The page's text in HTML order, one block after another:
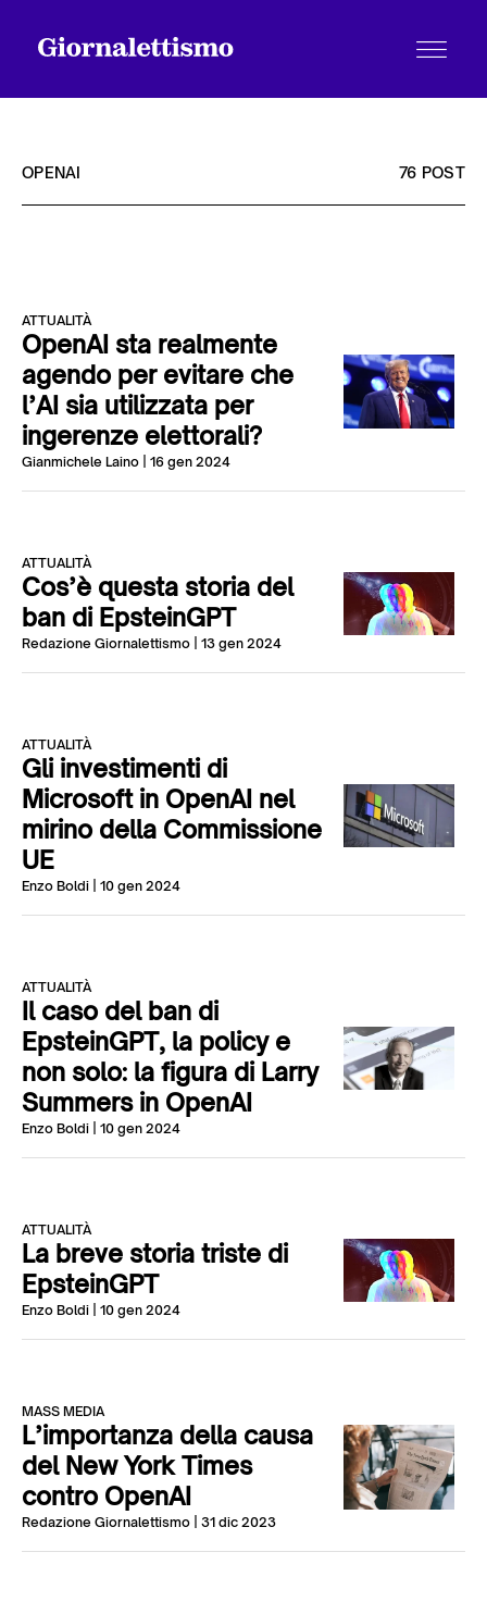
Chi siamo
Contatti
OPENAI 76 POST
ATTUALITÀ
OpenAI sta realmente
agendo per evitare che
l’AI sia utilizzata per
ingerenze elettorali?
Gianmichele Laino | 16 gen 2024
ATTUALITÀ
Cos’è questa storia del
ban di EpsteinGPT
Redazione Giornalettismo | 13 gen 2024
ATTUALITÀ
Gli investimenti di
Microsoft in OpenAI nel
mirino della Commissione
UE
Enzo Boldi | 10 gen 2024
ATTUALITÀ
Il caso del ban di
EpsteinGPT, la policy e
non solo: la figura di Larry
Summers in OpenAI
Enzo Boldi | 10 gen 2024
ATTUALITÀ
La breve storia triste di
EpsteinGPT
Enzo Boldi | 10 gen 2024
MASS MEDIA
L’importanza della causa
del New York Times
contro OpenAI
Redazione Giornalettismo | 31 dic 2023